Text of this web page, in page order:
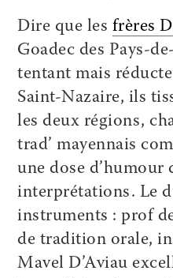
Dire que les frères
Goadec des Pays-
tentant mais
Saint-Nazaire, ils
les deux régions,
trad’ mayennais
une dose d’humour
interprétations. Le
instruments : prof
de tradition orale,
Mavel D’Aviau